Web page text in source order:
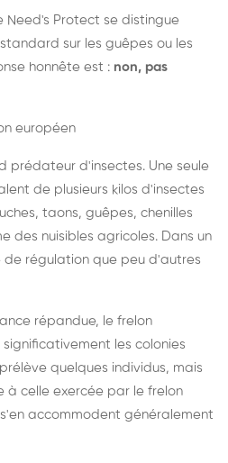
Need's Protect se distingue
sur les guêpes ou les
honnête est : non, pas
européen
prédateur d'insectes. Une seule
de plusieurs kilos d'insectes
taons, guêpes, chenilles
des nuisibles agricoles. Dans un
de régulation que peu d'autres
répandue, le frelon
les colonies
quelques individus, mais
à celle exercée par le frelon
accommodent généralement